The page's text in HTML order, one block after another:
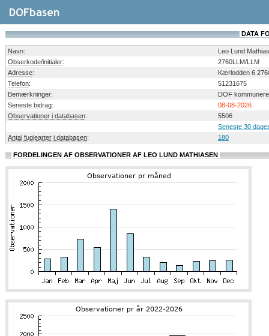
DATA
Navn:
Leo Lund
Obserkode/initialer:
2760LLM/LLM
Adresse:
Kærlodden 6
Telefon:
51231675
Bemærkninger:
DOF
Seneste bidrag:
08-08-2026
Observationer i databasen:
5506
Seneste 30
Antal fuglearter i databasen: 180
FORDELINGEN AF OBSERVATIONER AF LEO LUND MATHIASEN